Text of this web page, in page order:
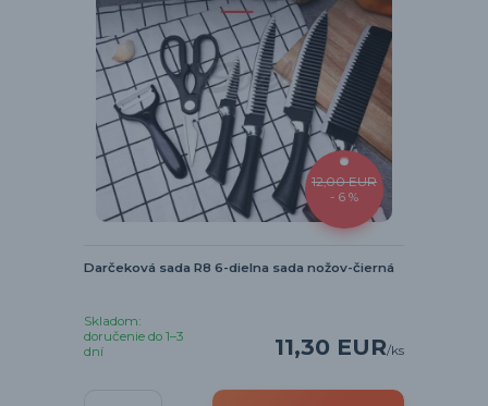
12,00 EUR
- 6 %
Darčeková sada R8 6-dielna sada nožov-čierná
11,30 EUR/ks
Skladom:
doručenie do 1–3
dní